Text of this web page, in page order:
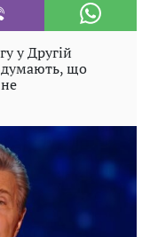
у Другій
думають, що